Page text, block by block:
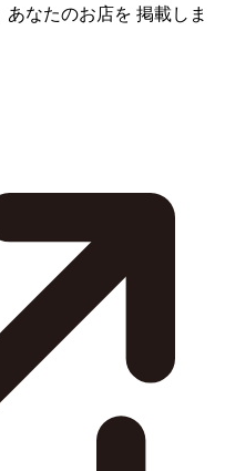
あなたのお店を 掲載しま